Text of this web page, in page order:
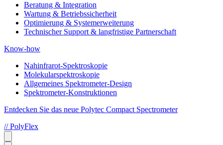
Beratung & Integration
Wartung & Betriebssicherheit
Optimierung & Systemerweiterung
Technischer Support & langfristige Partnerschaft
Know-how
Nahinfrarot-Spektroskopie
Molekularspektroskopie
Allgemeines Spektrometer-Design
Spektrometer-Konstruktionen
Entdecken Sie das neue Polytec Compact Spectrometer
// PolyFlex